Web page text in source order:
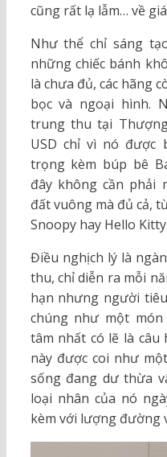
cũng rất lạ lẫm… về
Như thể chỉ sáng
những chiếc bánh
là chưa đủ, các hãng
bọc và ngoại hình.
trung thu tại
USD chỉ vì nó được
trọng kèm búp bê
đây không cần phải
đất vuông mà đủ cả,
Snoopy hay Hello
Điều nghịch lý là
thu, chỉ diễn ra mỗi
hạn nhưng người
chúng như một món
tâm nhất có lẽ là câu
này được coi như
sống đang dư thừa
loại nhân của nó
kèm với lượng đường